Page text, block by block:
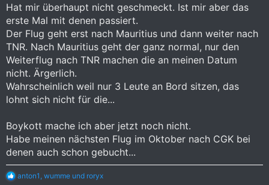
Hat mir überhaupt nicht geschmeckt. Ist mir aber das
erste Mal mit denen passiert.
Der Flug geht erst nach Mauritius und dann weiter nach
TNR. Nach Mauritius geht der ganz normal, nur den
Weiterflug nach TNR machen die an meinen Datum
nicht. Ärgerlich.
Wahrscheinlich weil nur 3 Leute an Bord sitzen, das
lohnt sich nicht für die...
Boykott mache ich aber jetzt noch nicht.
Habe meinen nächsten Flug im Oktober nach CGK bei
denen auch schon gebucht...
R
anton1 wumme und roryx